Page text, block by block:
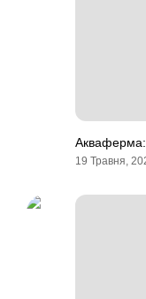
Акваферма:
19 Травня,